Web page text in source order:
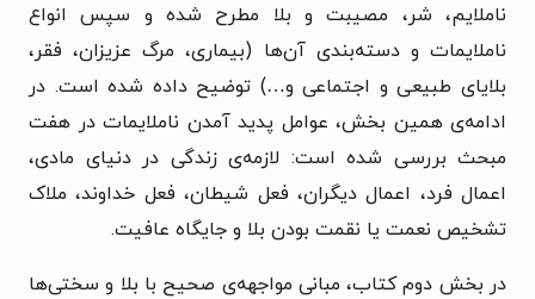
ناملایم، شر، مصیبت و بلا مطرح شده و سپس انواع
ناملایمات و دسته‌بندی آن‌ها (بیماری، مرگ عزیزان، فقر،
بلایای طبیعی و اجتماعی و…) توضیح داده شده است. در
ادامه‌ی همین بخش، عوامل پدید آمدن ناملایمات در هفت
مبحث بررسی شده است: لازمه‌ی زندگی در دنیای مادی،
اعمال فرد، اعمال دیگران، فعل شیطان، فعل خداوند، ملاک
تشخیص نعمت یا نقمت بودن بلا و جایگاه عافیت.
در بخش دوم کتاب، مبانی مواجهه‌ی صحیح با بلا و سختی‌ها